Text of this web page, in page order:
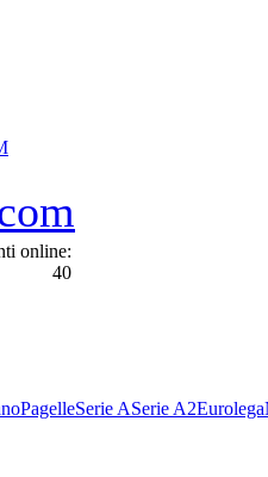
online:
40
PagelleSerie ASerie A2Eurolega